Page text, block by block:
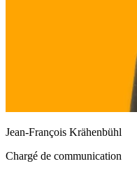
Jean-François Krähenbühl
Chargé de communication